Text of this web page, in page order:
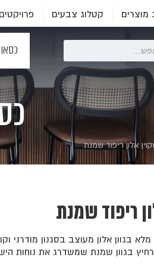
מוצרים קטלוג צבעים פרויקטים
אלון ריפוד שמנת
ריפוד שמנת
בגוון אלון מעוצב בסגנון מודרני
בגוון שמנת שמשדרג את נוחות